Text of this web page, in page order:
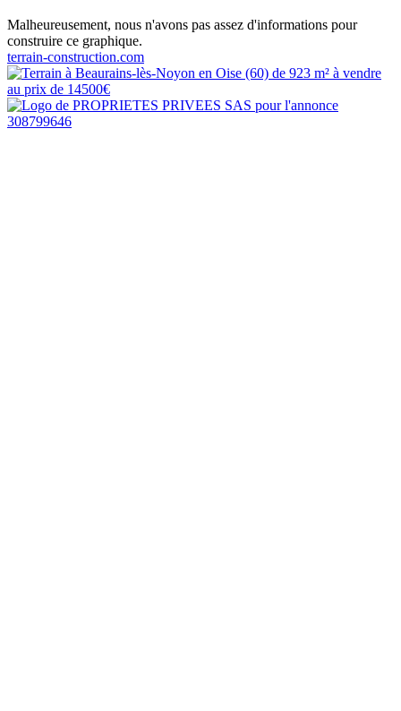
Malheureusement, nous n'avons pas assez d'informations pour
construire ce graphique.
terrain-construction.com